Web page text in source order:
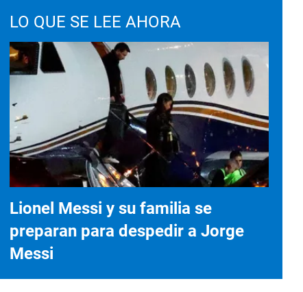
LO QUE SE LEE AHORA
Lionel Messi y su familia se
preparan para despedir a Jorge
Messi